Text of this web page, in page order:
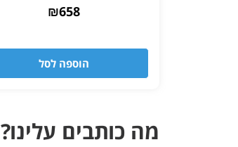
₪658
הוספה לסל
מה כותבים עלינו?